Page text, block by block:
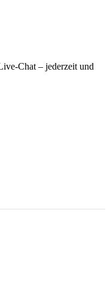
Chat – jederzeit und